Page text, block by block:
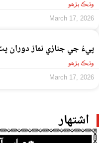
وڌيڪ پڙهو
March 17, 2026
پيءُ جي جنازي نماز دوران
وڌيڪ پڙهو
March 17, 2026
اشتهار